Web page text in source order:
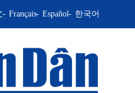
Français Español 한국어